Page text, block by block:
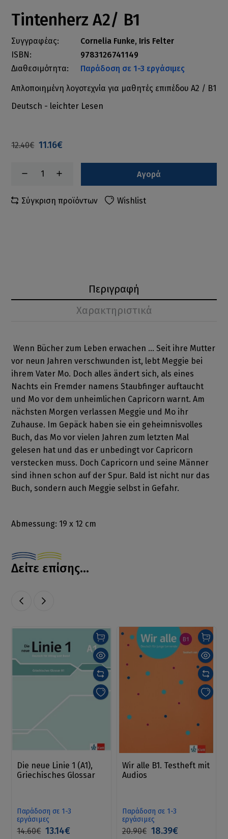
Tintenherz A2/ B1
Συγγραφέας:
Cornelia Funke, Iris Felter
ISBN:
9783126741149
Διαθεσιμότητα:
Παράδοση σε 1-3 εργάσιμες
Απλοποιημένη λογοτεχνία για μαθητές επιπέδου Α2 / Β1
Deutsch - leichter Lesen
12.40€ 11.16€
Αγορά
Σύγκριση προϊόντων Wishlist
Περιγραφή
Χαρακτηριστικά
Wenn Bücher zum Leben erwachen ... Seit ihre Mutter
vor neun Jahren verschwunden ist, lebt Meggie bei
ihrem Vater Mo. Doch alles ändert sich, als eines
Nachts ein Fremder namens Staubfinger auftaucht
und Mo vor dem unheimlichen Capricorn warnt. Am
nächsten Morgen verlassen Meggie und Mo ihr
Zuhause. Im Gepäck haben sie ein geheimnisvolles
Buch, das Mo vor vielen Jahren zum letzten Mal
gelesen hat und das er unbedingt vor Capricorn
verstecken muss. Doch Capricorn und seine Männer
sind ihnen schon auf der Spur. Bald ist nicht nur das
Buch, sondern auch Meggie selbst in Gefahr.
Abmessung: 19 x 12 cm
Δείτε επίσης...
Die neue Linie 1 (A1),
Griechisches Glossar
Παράδοση σε 1-3
εργάσιμες
14.60€ 13.14€
Wir alle B1. Testheft mit
Audios
Παράδοση σε 1-3
εργάσιμες
20.90€ 18.39€